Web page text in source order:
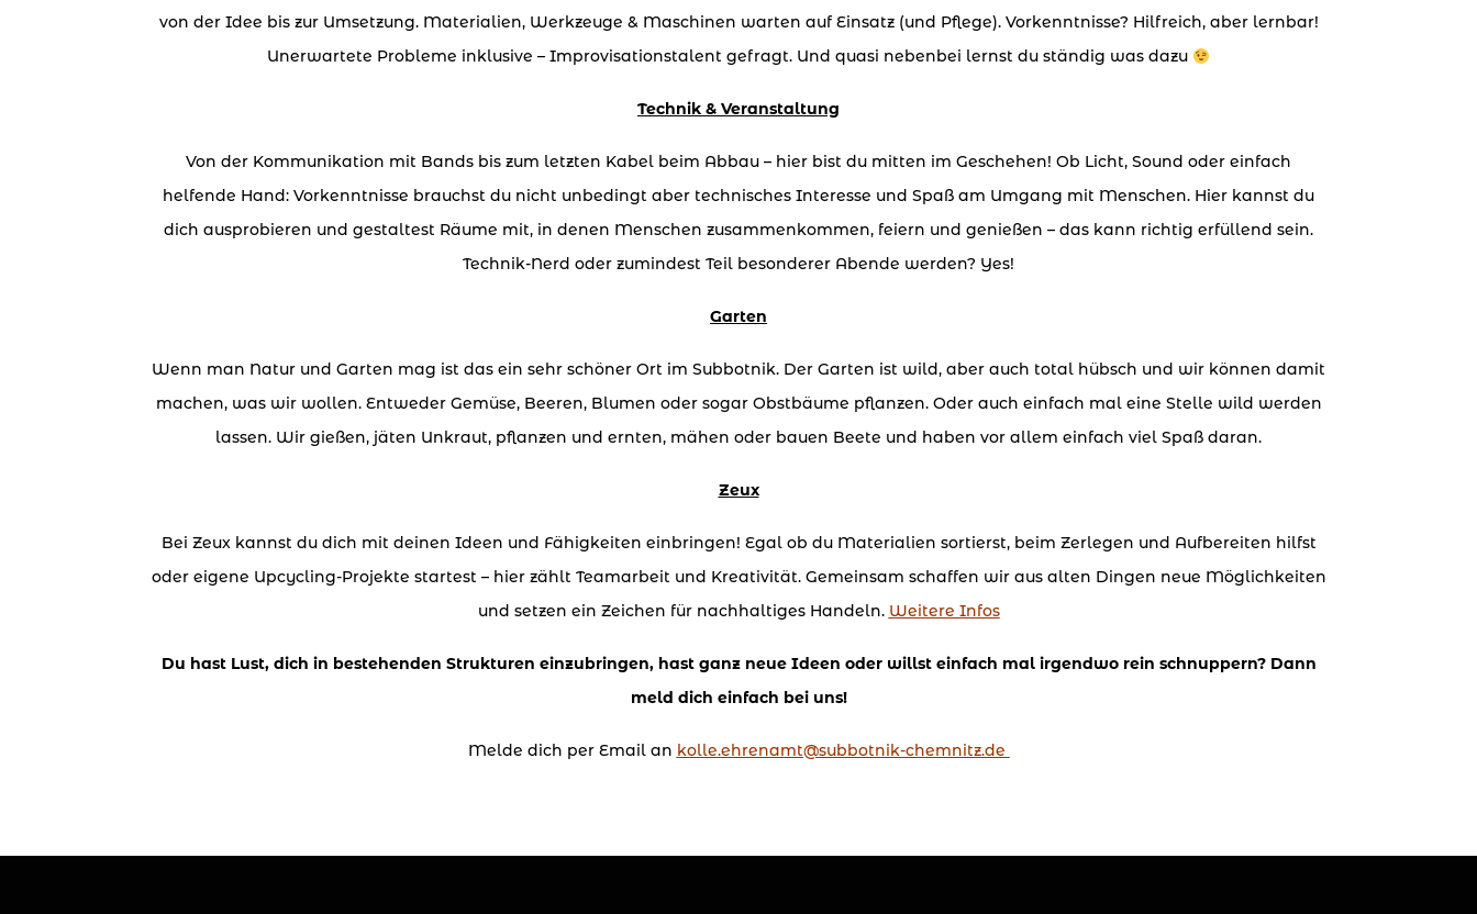
von der Idee bis zur Umsetzung. Materialien, Werkzeuge & Maschinen warten auf Einsatz (und Pflege). Vorkenntnisse? Hilfreich, aber lernbar!
Unerwartete Probleme inklusive – Improvisationstalent gefragt. Und quasi nebenbei lernst du ständig was dazu
Technik & Veranstaltung
Von der Kommunikation mit Bands bis zum letzten Kabel beim Abbau – hier bist du mitten im Geschehen! Ob Licht, Sound oder einfach
helfende Hand: Vorkenntnisse brauchst du nicht unbedingt aber technisches Interesse und Spaß am Umgang mit Menschen. Hier kannst du
dich ausprobieren und gestaltest Räume mit, in denen Menschen zusammenkommen, feiern und genießen – das kann richtig erfüllend sein.
Technik-Nerd oder zumindest Teil besonderer Abende werden? Yes!
Garten
Wenn man Natur und Garten mag ist das ein sehr schöner Ort im Subbotnik. Der Garten ist wild, aber auch total hübsch und wir können damit
machen, was wir wollen. Entweder Gemüse, Beeren, Blumen oder sogar Obstbäume pflanzen. Oder auch einfach mal eine Stelle wild werden
lassen. Wir gießen, jäten Unkraut, pflanzen und ernten, mähen oder bauen Beete und haben vor allem einfach viel Spaß daran.
Zeux
Bei Zeux kannst du dich mit deinen Ideen und Fähigkeiten einbringen! Egal ob du Materialien sortierst, beim Zerlegen und Aufbereiten hilfst
oder eigene Upcycling-Projekte startest – hier zählt Teamarbeit und Kreativität. Gemeinsam schaffen wir aus alten Dingen neue Möglichkeiten
und setzen ein Zeichen für nachhaltiges Handeln. Weitere Infos
Du hast Lust, dich in bestehenden Strukturen einzubringen, hast ganz neue Ideen oder willst einfach mal irgendwo rein schnuppern? Dann
meld dich einfach bei uns!
Melde dich per Email an kolle.ehrenamt@subbotnik-chemnitz.de